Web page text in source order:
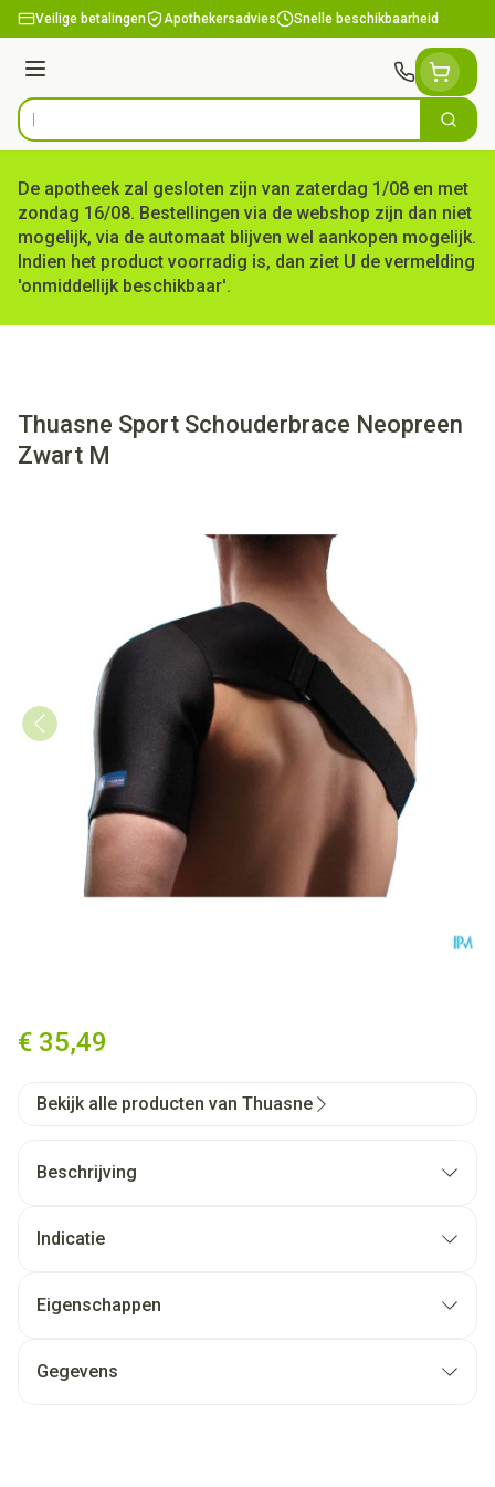
Ga naar de inhoud
Veilige betalingen Apothekersadvies Snelle beschikbaarheid
Menu
Product, merk, categorie... Zoek
De apotheek zal gesloten zijn van zaterdag 1/08 en met
zondag 16/08. Bestellingen via de webshop zijn dan niet
mogelijk, via de automaat blijven wel aankopen mogelijk.
Indien het product voorradig is, dan ziet U de vermelding
'onmiddellijk beschikbaar'.
Thuasne Sport Schouderbrace Neopreen
Zwart M
€ 35,49
Bekijk alle producten van Thuasne
Beschrijving
Indicatie
Eigenschappen
Gegevens